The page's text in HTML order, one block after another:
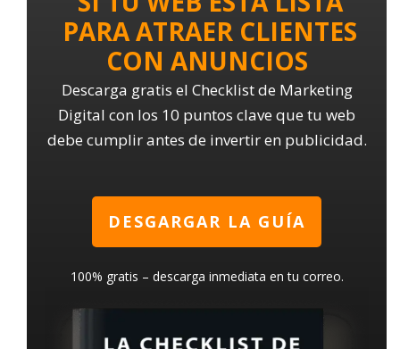
PARA ATRAER CLIENTES
CON ANUNCIOS
Descarga gratis el Checklist de Marketing
Digital con los 10 puntos clave que tu web
debe cumplir antes de invertir en publicidad.
DESGARGAR LA GUÍA
100% gratis – descarga inmediata en tu correo.